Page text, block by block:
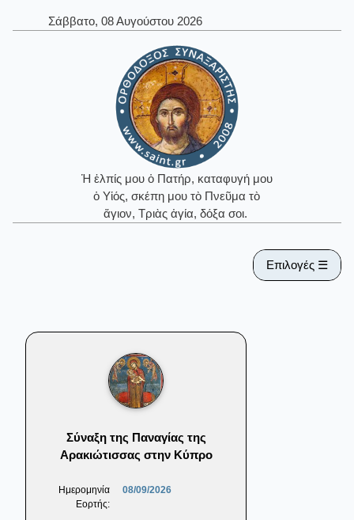
Σάββατο, 08 Αυγούστου 2026
Ἡ ἐλπίς μου ὁ Πατήρ, καταφυγή μου
ὁ Υἱός, σκέπη μου τὸ Πνεῦμα τὸ
ἅγιον, Τριὰς ἁγία, δόξα σοι.
Επιλογές ☰
Σύναξη της Παναγίας της
Αρακιώτισσας στην Κύπρο
Ημερομηνία
Εορτής:
08/09/2026